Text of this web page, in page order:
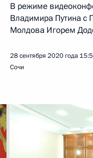
В режиме
Владимира Путина с
Молдова Игорем
28 сентября 2020 года
Сочи